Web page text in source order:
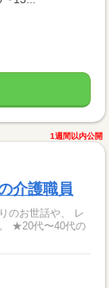
1週間以内公開
介護職員
のお世話や、 レ